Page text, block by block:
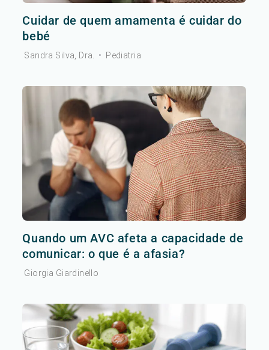
Cuidar de quem amamenta é cuidar do
bebé
Sandra Silva, Dra. • Pediatria
Quando um AVC afeta a capacidade de
comunicar: o que é a afasia?
Giorgia Giardinello